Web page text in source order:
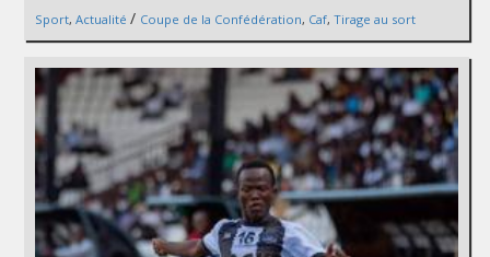
Sport, Actualité / Coupe de la Confédération, Caf, Tirage au sort